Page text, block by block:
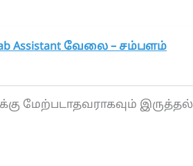
Assistant வேலை – சம்பளம்
மேற்படாதவராகவும் இருத்தல்